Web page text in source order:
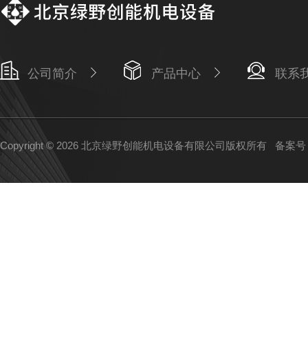
公司简介 产品中心 联系
Copyright © 2026 北京绿野创能机电设备有限公司版权所有 备案